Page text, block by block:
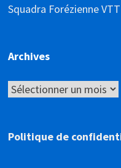
Squadra Forézienne
Archives
Archives
Politique de